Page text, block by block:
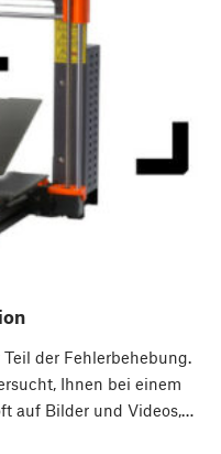
der Fehlerbehebung.
Ihnen bei einem
auf Bilder und Videos,…